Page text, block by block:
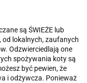
są ŚWIEŻE lub
od lokalnych, zaufanych
Odzwierciedlają one
spożywania koty są
być pewien, że
i odżywcza. Ponieważ